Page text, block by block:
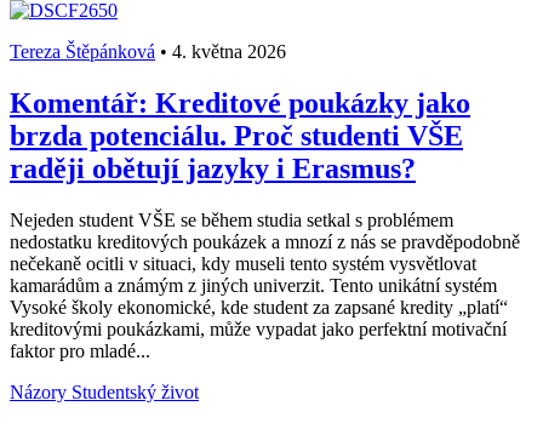
Tereza Štěpánková • 4. května 2026
Komentář: Kreditové poukázky jako
brzda potenciálu. Proč studenti VŠE
raději obětují jazyky i Erasmus?
Nejeden student VŠE se během studia setkal s problémem
nedostatku kreditových poukázek a mnozí z nás se pravděpodobně
nečekaně ocitli v situaci, kdy museli tento systém vysvětlovat
kamarádům a známým z jiných univerzit. Tento unikátní systém
Vysoké školy ekonomické, kde student za zapsané kredity „platí“
kreditovými poukázkami, může vypadat jako perfektní motivační
faktor pro mladé...
Názory Studentský život